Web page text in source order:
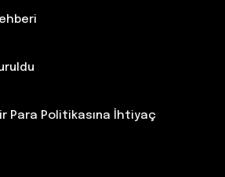
Para Politikasına İhtiyaç